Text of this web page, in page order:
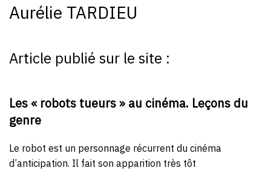
Aurélie TARDIEU
Article publié sur le site :
Les « robots tueurs » au cinéma. Leçons du
genre
Le robot est un personnage récurrent du cinéma
d’anticipation. Il fait son apparition très tôt